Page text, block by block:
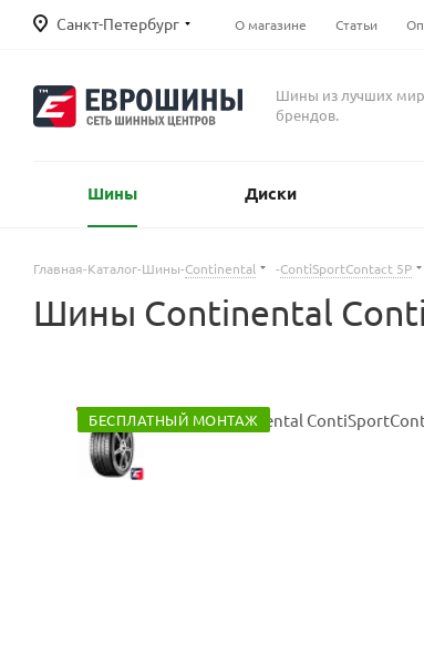
Санкт-Петербург О магазине Статьи
Шины из лучших
брендов.
Шины Диски
Главная-Каталог-Шины-Continental -ContiSportContact 5P
Шины Continental
БЕСПЛАТНЫЙ МОНТАЖ